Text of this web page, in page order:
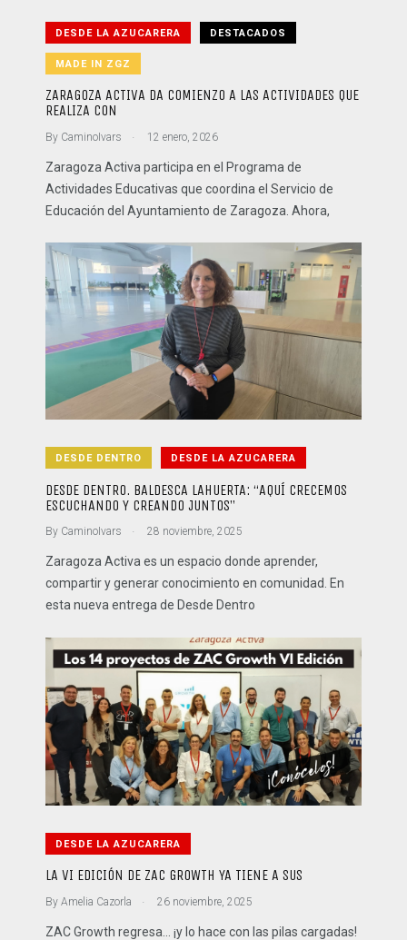
DESDE LA AZUCARERA DESTACADOS
MADE IN ZGZ
ZARAGOZA ACTIVA DA COMIENZO A LAS ACTIVIDADES QUE
REALIZA CON
By CaminoIvars 12 enero, 2026
Zaragoza Activa participa en el Programa de
Actividades Educativas que coordina el Servicio de
Educación del Ayuntamiento de Zaragoza. Ahora,
DESDE DENTRO DESDE LA AZUCARERA
DESDE DENTRO. BALDESCA LAHUERTA: “AQUÍ CRECEMOS
ESCUCHANDO Y CREANDO JUNTOS”
By CaminoIvars . 28 noviembre, 2025
Zaragoza Activa es un espacio donde aprender,
compartir y generar conocimiento en comunidad. En
esta nueva entrega de Desde Dentro
DESDE LA AZUCARERA
LA VI EDICIÓN DE ZAC GROWTH YA TIENE A SUS
By Amelia Cazorla 26 noviembre, 2025
ZAC Growth regresa… ¡y lo hace con las pilas cargadas!